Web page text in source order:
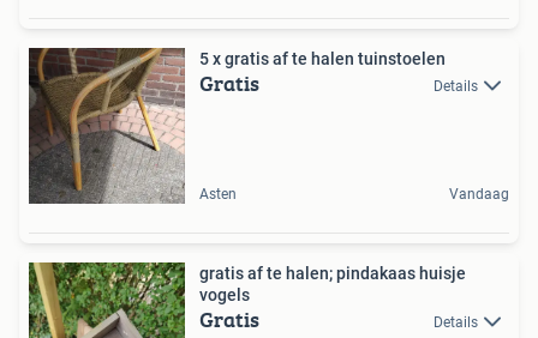
5 x gratis af te halen tuinstoelen
Gratis Details
Asten Vandaag
gratis af te halen; pindakaas huisje
vogels
Gratis Details